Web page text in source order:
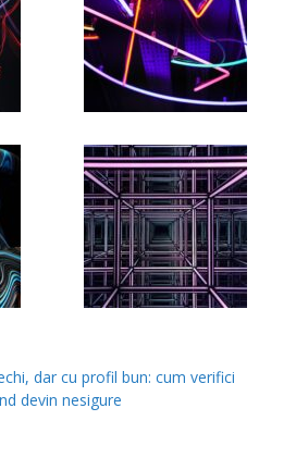
dar cu profil bun: cum verifici
devin nesigure